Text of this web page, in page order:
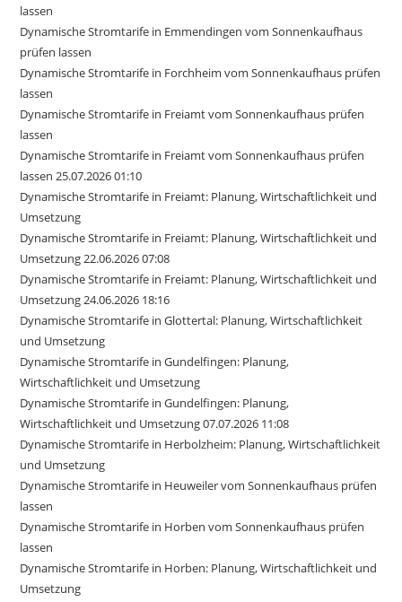
lassen
Dynamische Stromtarife in Emmendingen vom Sonnenkaufhaus
prüfen lassen
Dynamische Stromtarife in Forchheim vom Sonnenkaufhaus prüfen
lassen
Dynamische Stromtarife in Freiamt vom Sonnenkaufhaus prüfen
lassen
Dynamische Stromtarife in Freiamt vom Sonnenkaufhaus prüfen
lassen 25.07.2026 01:10
Dynamische Stromtarife in Freiamt: Planung, Wirtschaftlichkeit und
Umsetzung
Dynamische Stromtarife in Freiamt: Planung, Wirtschaftlichkeit und
Umsetzung 22.06.2026 07:08
Dynamische Stromtarife in Freiamt: Planung, Wirtschaftlichkeit und
Umsetzung 24.06.2026 18:16
Dynamische Stromtarife in Glottertal: Planung, Wirtschaftlichkeit
und Umsetzung
Dynamische Stromtarife in Gundelfingen: Planung,
Wirtschaftlichkeit und Umsetzung
Dynamische Stromtarife in Gundelfingen: Planung,
Wirtschaftlichkeit und Umsetzung 07.07.2026 11:08
Dynamische Stromtarife in Herbolzheim: Planung, Wirtschaftlichkeit
und Umsetzung
Dynamische Stromtarife in Heuweiler vom Sonnenkaufhaus prüfen
lassen
Dynamische Stromtarife in Horben vom Sonnenkaufhaus prüfen
lassen
Dynamische Stromtarife in Horben: Planung, Wirtschaftlichkeit und
Umsetzung